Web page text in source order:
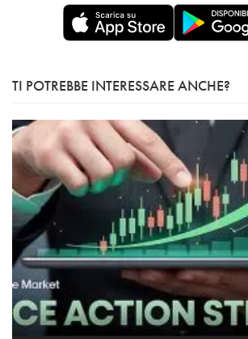
TI POTREBBE INTERESSARE ANCHE?